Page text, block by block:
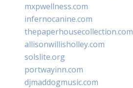
mxpwellness.com
infernocanine.com
thepaperhousecollection.com
allisonwillisholley.com
solslite.org
portwayinn.com
djmaddogmusic.com